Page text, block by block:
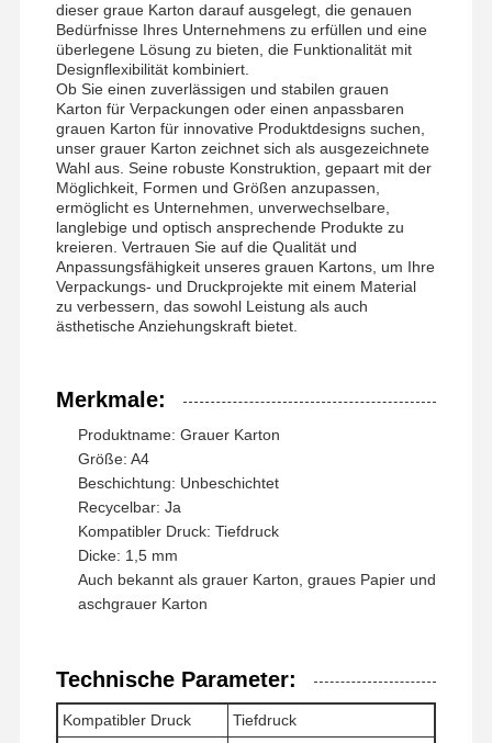
Grauer Karton
Duplexbrett
Offsetpapier
Elfenbein-Brett-Papier
Glanzpapier
Farbpapier
Kraftpapier
Steinpapier
Kopierpapier
Papierkästen
Papierdrahtspulen
dieser graue Karton darauf ausgelegt, die genauen
Bedürfnisse Ihres Unternehmens zu erfüllen und eine
überlegene Lösung zu bieten, die Funktionalität mit
Designflexibilität kombiniert.
Ob Sie einen zuverlässigen und stabilen grauen
Karton für Verpackungen oder einen anpassbaren
grauen Karton für innovative Produktdesigns suchen,
unser grauer Karton zeichnet sich als ausgezeichnete
Wahl aus. Seine robuste Konstruktion, gepaart mit der
Möglichkeit, Formen und Größen anzupassen,
ermöglicht es Unternehmen, unverwechselbare,
langlebige und optisch ansprechende Produkte zu
kreieren. Vertrauen Sie auf die Qualität und
Anpassungsfähigkeit unseres grauen Kartons, um Ihre
Verpackungs- und Druckprojekte mit einem Material
zu verbessern, das sowohl Leistung als auch
ästhetische Anziehungskraft bietet.
Merkmale:
Produktname: Grauer Karton
Größe: A4
Beschichtung: Unbeschichtet
Recycelbar: Ja
Kompatibler Druck: Tiefdruck
Dicke: 1,5 mm
Auch bekannt als grauer Karton, graues Papier und
aschgrauer Karton
Technische Parameter:
Kompatibler Druck Tiefdruck